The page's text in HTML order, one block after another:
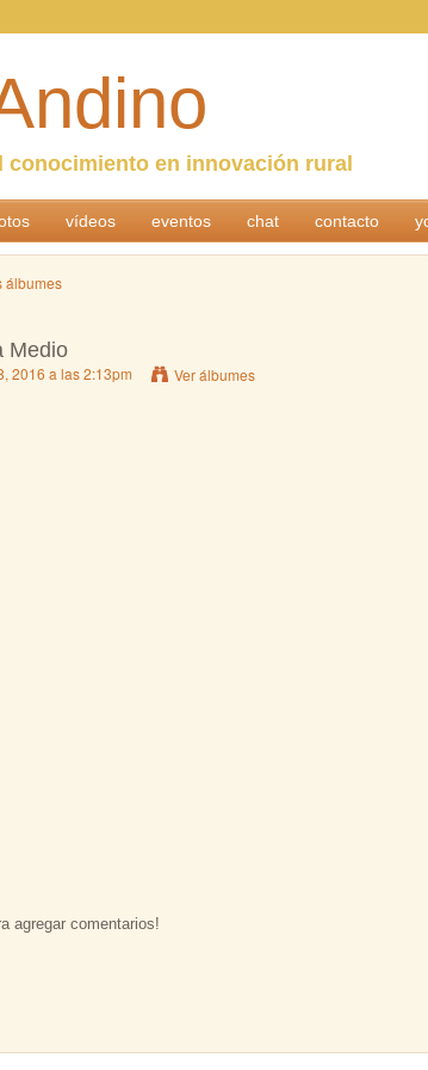
en innovación rural
vídeos eventos chat contacto
álbumes
Medio
2016 a las 2:13pm Ver álbumes
agregar comentarios!